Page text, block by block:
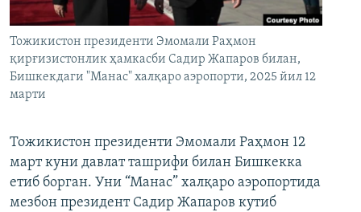
Тожикистон президенти Эмомали Раҳмон
қирғизистонлик ҳамкасби Садир Жапаров билан,
Бишкекдаги "Манас" халқаро аэропорти, 2025 йил 12
марти
Тожикистон президенти Эмомали Раҳмон 12
март куни давлат ташрифи билан Бишкекка
етиб борган. Уни “Манас” халқаро аэропортида
мезбон президент Садир Жапаров кутиб